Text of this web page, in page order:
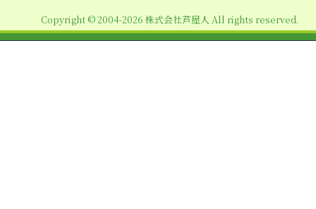
ン
Copyright © 2004-2026 株式会社芦屋人 All rights reserved.